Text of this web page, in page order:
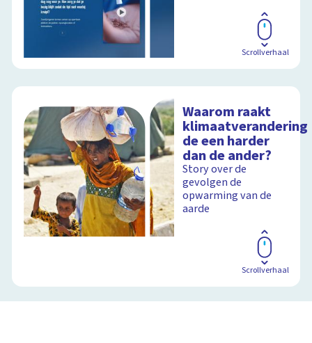
Scrollverhaal
Waarom raakt
klimaatverandering
de een harder
dan de ander?
Story over de
gevolgen de
opwarming van de
aarde
Scrollverhaal